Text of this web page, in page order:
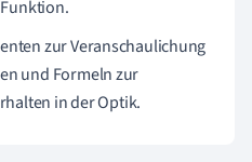
zur Veranschaulichung
und Formeln zur
in der Optik.